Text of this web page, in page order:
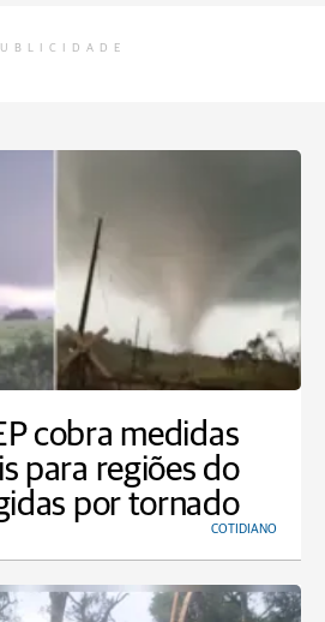
cobra medidas
para regiões do
por tornado
COTIDIANO